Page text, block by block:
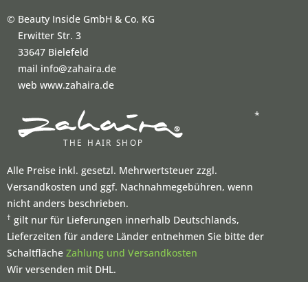
© Beauty Inside GmbH & Co. KG
Erwitter Str. 3
33647 Bielefeld
mail info@zahaira.de
web www.zahaira.de
*
Alle Preise inkl. gesetzl. Mehrwertsteuer zzgl.
Versandkosten und ggf. Nachnahmegebühren, wenn
nicht anders beschrieben.
† gilt nur für Lieferungen innerhalb Deutschlands,
Lieferzeiten für andere Länder entnehmen Sie bitte der
Schaltfläche Zahlung und Versandkosten
Wir versenden mit DHL.